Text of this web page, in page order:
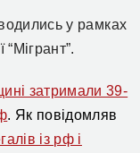
у рамках
затримали 39-
. Я к повідомляв
із рф і